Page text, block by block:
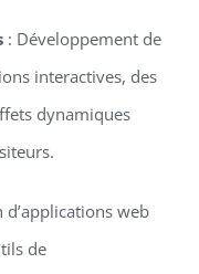
: Développement de
interactives, des
dynamiques
d’applications web
de